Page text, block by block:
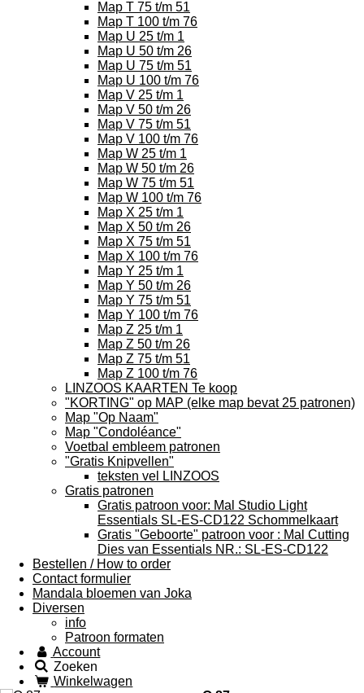
Map T 75 t/m 51
Map T 100 t/m 76
Map U 25 t/m 1
Map U 50 t/m 26
Map U 75 t/m 51
Map U 100 t/m 76
Map V 25 t/m 1
Map V 50 t/m 26
Map V 75 t/m 51
Map V 100 t/m 76
Map W 25 t/m 1
Map W 50 t/m 26
Map W 75 t/m 51
Map W 100 t/m 76
Map X 25 t/m 1
Map X 50 t/m 26
Map X 75 t/m 51
Map X 100 t/m 76
Map Y 25 t/m 1
Map Y 50 t/m 26
Map Y 75 t/m 51
Map Y 100 t/m 76
Map Z 25 t/m 1
Map Z 50 t/m 26
Map Z 75 t/m 51
Map Z 100 t/m 76
LINZOOS KAARTEN Te koop
"KORTING" op MAP (elke map bevat 25 patronen)
Map "Op Naam"
Map "Condoléance"
Voetbal embleem patronen
"Gratis Knipvellen"
teksten vel LINZOOS
Gratis patronen
Gratis patroon voor: Mal Studio Light
Essentials SL-ES-CD122 Schommelkaart
Gratis "Geboorte" patroon voor : Mal Cutting
Dies van Essentials NR.: SL-ES-CD122
Bestellen / How to order
Contact formulier
Mandala bloemen van Joka
Diversen
info
Patroon formaten
Account
Zoeken
Winkelwagen